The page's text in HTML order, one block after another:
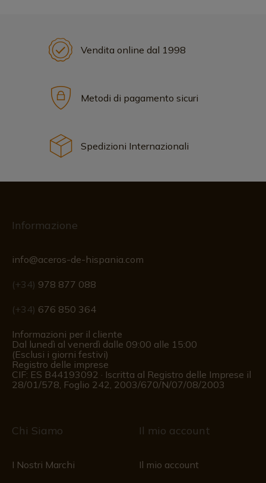
Vendita online dal 1998
Metodi di pagamento sicuri
Spedizioni Internazionali
Informazione
info@aceros-de-hispania.com
(+34) 978 877 088
(+34) 676 850 364
Informazioni per il cliente
Dal lunedì al venerdì dalle 09:00 alle 15:00
(Esclusi i giorni festivi)
Registro delle imprese
CIF: ES B44193092 · Iscritta al Registro delle Imprese il
28/01/578, Foglio 242, 2003/670/N/07/08/2003
Chi Siamo
I Nostri Marchi
Il mio account
Il mio account